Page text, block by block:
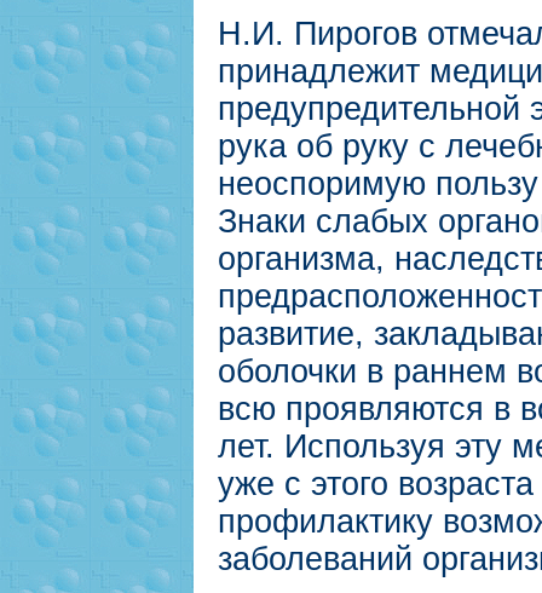
Н.И. Пирогов
принадлежит
предупредительной
рука об руку с
неоспоримую
Знаки слабых
организма,
развитие,
оболочки в раннем
всю проявляются в
лет. Используя эту
уже с этого возраста
профилактику
заболеваний